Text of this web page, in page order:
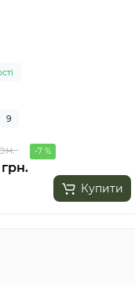
9
-7 %
Купити